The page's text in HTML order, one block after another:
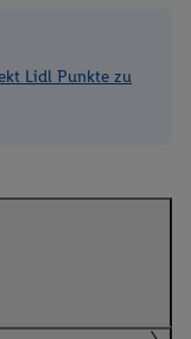
Lidl Punkte zu